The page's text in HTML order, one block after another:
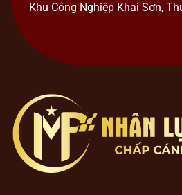
Khu Công Nghiệp Khai Sơn,